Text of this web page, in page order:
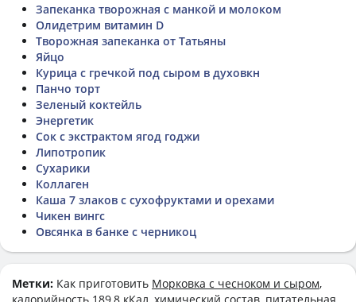
Запеканка творожная с манкой и молоком
Олидетрим витамин D
Творожная запеканка от Татьяны
Яйцо
Курица с гречкой под сыром в духовкн
Панчо торт
Зеленый коктейль
Энергетик
Сок с экстрактом ягод годжи
Липотропик
Сухарики
Коллаген
Каша 7 злаков с сухофруктами и орехами
Чикен вингс
Овсянка в банке с черникоц
Метки: Как приготовить Морковка с чесноком и сыром,